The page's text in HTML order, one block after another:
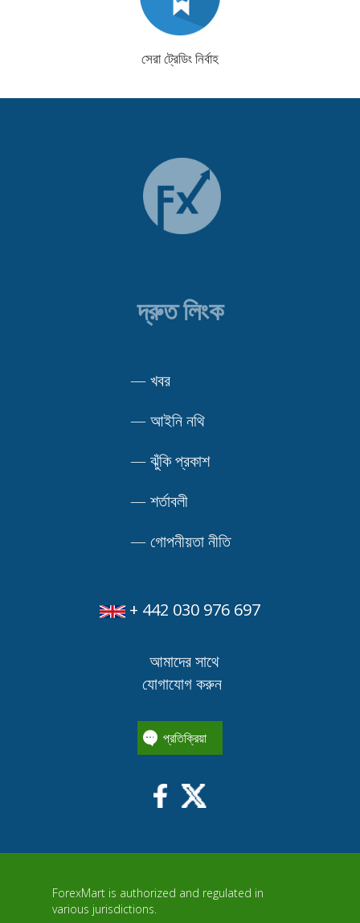
সেরা ট্রেডিং নির্বাহ
দ্রুত লিংক
—খবর
—আইনি নথি
—ঝুঁকি প্রকাশ
—শর্তাবলী
—গোপনীয়তা নীতি
+ 442 030 976 697
আমাদের সাথে
যোগাযোগ করুন
প্রতিক্রিয়া
ForexMart is authorized and regulated in
various jurisdictions.